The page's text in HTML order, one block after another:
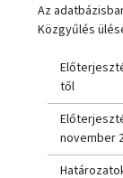
Az
Közgyűlés
től
november